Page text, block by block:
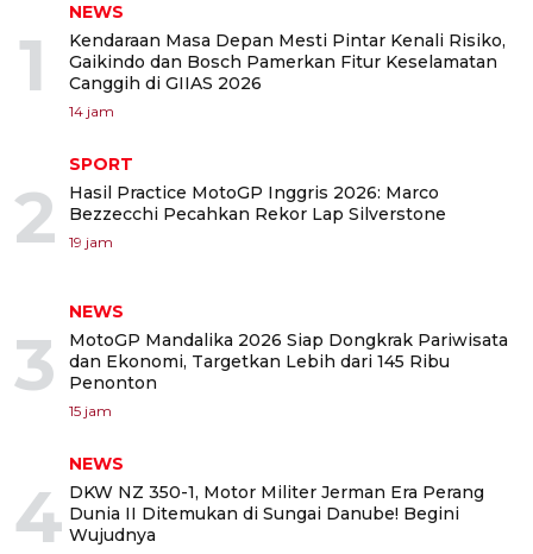
1
NEWS
Kendaraan Masa Depan Mesti Pintar Kenali Risiko,
Gaikindo dan Bosch Pamerkan Fitur Keselamatan
Canggih di GIIAS 2026
14 jam
2
SPORT
Hasil Practice MotoGP Inggris 2026: Marco
Bezzecchi Pecahkan Rekor Lap Silverstone
19 jam
3
NEWS
MotoGP Mandalika 2026 Siap Dongkrak Pariwisata
dan Ekonomi, Targetkan Lebih dari 145 Ribu
Penonton
15 jam
4
NEWS
DKW NZ 350-1, Motor Militer Jerman Era Perang
Dunia II Ditemukan di Sungai Danube! Begini
Wujudnya